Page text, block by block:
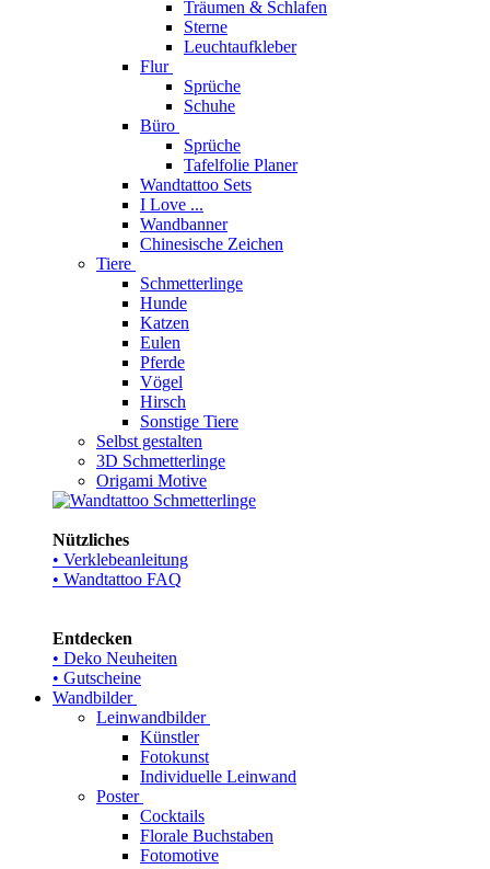
Träumen & Schlafen
Sterne
Leuchtaufkleber
Flur
Sprüche
Schuhe
Büro
Sprüche
Tafelfolie Planer
Wandtattoo Sets
I Love ...
Wandbanner
Chinesische Zeichen
Tiere
Schmetterlinge
Hunde
Katzen
Eulen
Pferde
Vögel
Hirsch
Sonstige Tiere
Selbst gestalten
3D Schmetterlinge
Origami Motive
Nützliches
• Verklebeanleitung
• Wandtattoo FAQ
Entdecken
• Deko Neuheiten
• Gutscheine
Wandbilder
Leinwandbilder
Künstler
Fotokunst
Individuelle Leinwand
Poster
Cocktails
Florale Buchstaben
Fotomotive